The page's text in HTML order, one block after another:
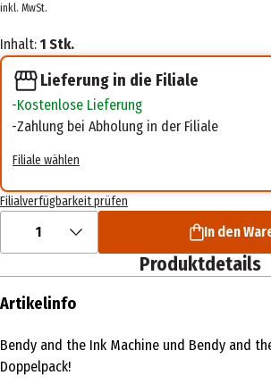
inkl. MwSt.
Inhalt: 1 Stk.
Lieferung in die Filiale
Kostenlose Lieferung
Zahlung bei Abholung in der Filiale
Filiale wählen
Filialverfügbarkeit prüfen
1 In den
Produktdetails
Artikelinfo
Bendy and the Ink Machine und Bendy and
Doppelpack!